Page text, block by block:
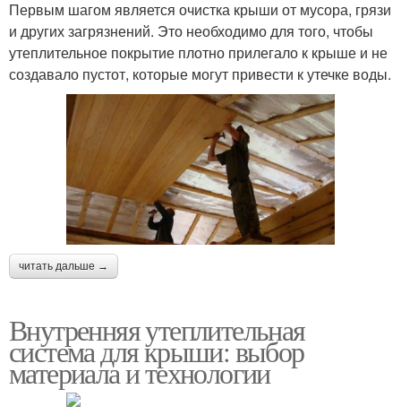
Первым шагом является очистка крыши от мусора, грязи
и других загрязнений. Это необходимо для того, чтобы
утеплительное покрытие плотно прилегало к крыше и не
создавало пустот, которые могут привести к утечке воды.
читать дальше →
Внутренняя утеплительная
система для крыши: выбор
материала и технологии